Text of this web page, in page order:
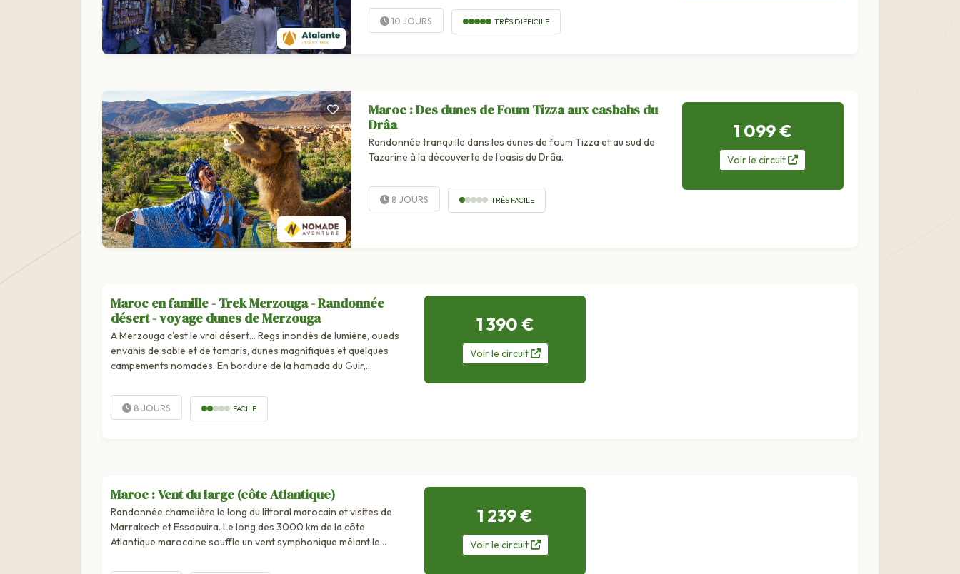
10 JOURS TRÈS DIFFICILE
Maroc : Des dunes de Foum Tizza aux casbahs du
Drâa
Randonnée tranquille dans les dunes de foum Tizza et au sud de
Tazarine à la découverte de l'oasis du Drâa.
8 JOURS TRÈS FACILE
1 099 €
Voirle circuit
Maroc en famille - Trek Merzouga - Randonnée
désert - voyage dunes de Merzouga
A Merzouga c'est le vrai désert... Regs inondés de lumière, oueds
envahis de sable et de tamaris, dunes magnifiques et quelques
campements nomades. En bordure de la hamada du Guir,
8 JOURS FACILE
1 390 €
Voirle circuit
Maroc : Vent du large (côte Atlantique)
Randonnée chamelière le long du littoral marocain et visites de
Marrakech et Essaouira. Le long des 3000 km de la côte
Atlantique marocaine souffle un vent symphonique mêlant le
1 239 €
Voirle circuit